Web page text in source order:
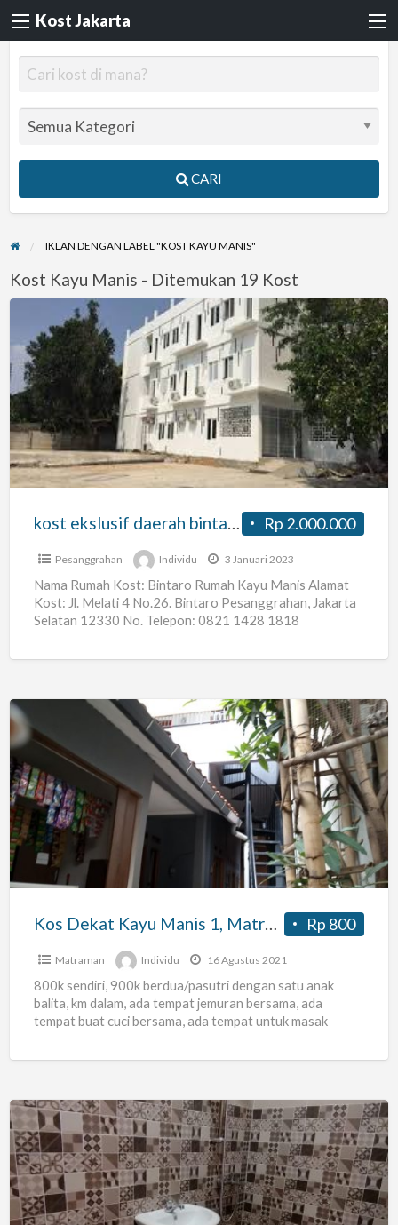
Kost Jakarta
CARI
IKLAN DENGAN LABEL "KOST KAYU MANIS"
Kost Kayu Manis - Ditemukan 19 Kost
kost
ekslusif
daerah
bintaro
free
sewa
PS
Rp 2.000.000
kost ekslusif daerah bintaro free sewa PS 3
Pesanggrahan Individu 3 Januari 2023
Nama Rumah Kost: Bintaro Rumah Kayu Manis Alamat
Kost: Jl. Melati 4 No.26. Bintaro Pesanggrahan, Jakarta
Selatan 12330 No. Telepon: 0821 1428 1818
Kos
Dekat
Kayu
Manis
1,
Matraman,
Jakarta
Rp 800
Kos Dekat Kayu Manis 1, Matraman, Jakarta Timur
Matraman Individu 16 Agustus 2021
800k sendiri, 900k berdua/pasutri dengan satu anak
balita, km dalam, ada tempat jemuran bersama, ada
tempat buat cuci bersama, ada tempat untuk masak
Nama
Rumah
Kost:
GRIYA